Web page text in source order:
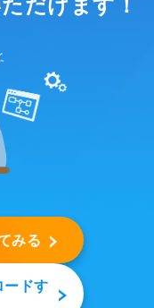
みる
ードす